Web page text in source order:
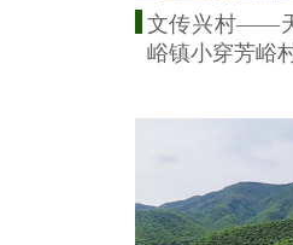
文传兴村——
峪镇小穿芳峪